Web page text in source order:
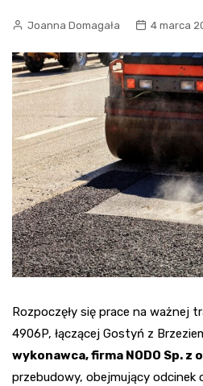
Joanna Domagała 4 marca
Rozpoczęły się prace na ważnej
4906P, łączącej Gostyń z
wykonawca, firma NODO Sp. z
przebudowy, obejmujący odcinek